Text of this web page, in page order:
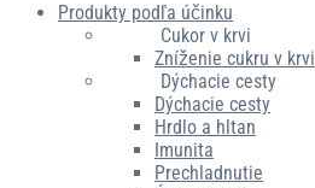
Produkty podľa účinku
Cukor v krvi
Zníženie cukru v krvi
Dýchacie cesty
Dýchacie cesty
Hrdlo a hltan
Imunita
Prechladnutie